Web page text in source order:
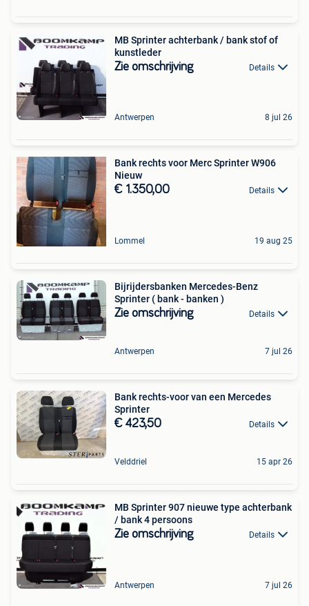
MB Sprinter achterbank / bank stof of
kunstleder
Zie omschrijving Details
Antwerpen 8 jul 26
Bank rechts voor Merc Sprinter W906
Nieuw
€ 1.350,00 Details
Lommel 19 aug 25
Bijrijdersbanken Mercedes-Benz
Sprinter ( bank - banken )
Zie omschrijving Details
Antwerpen 7 jul 26
Bank rechts-voor van een Mercedes
Sprinter
€ 423,50 Details
Velddriel 15 apr 26
MB Sprinter 907 nieuwe type achterbank
/ bank 4 persoons
Zie omschrijving Details
Antwerpen 7 jul 26